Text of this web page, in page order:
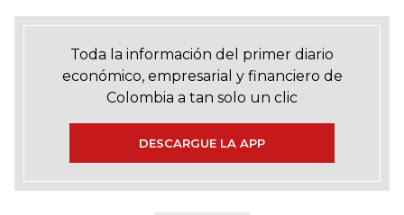
Toda la información del primer diario
económico, empresarial y financiero de
Colombia a tan solo un clic
DESCARGUE LA APP